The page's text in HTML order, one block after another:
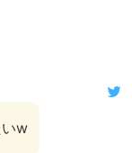
w